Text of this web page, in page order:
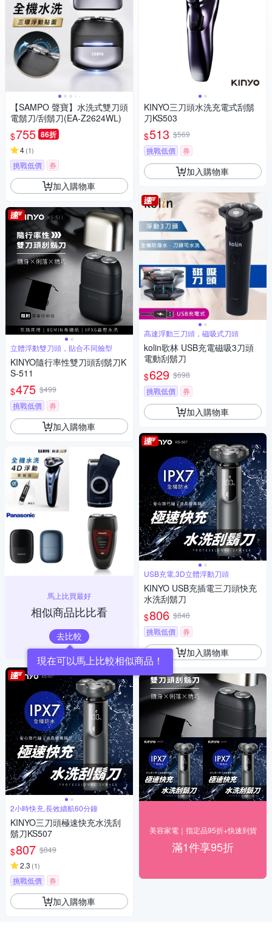
【SAMPO 聲寶】水洗式雙刀頭
電鬍刀/刮鬍刀(EA-Z2624WL)
$755 86折
4(1)
挑戰低價 券
加入購物車
立體浮動雙刀頭，貼合不同臉型
KINYO隨行率性雙刀頭刮鬍刀K
S-511
$475 $499
挑戰低價
券
加入購物車
馬上比買最好
相似商品比比看
去比較
現在可以馬上比較相似商品！
2小時快充,長效續航60分鐘
KINYO三刀頭極速快充水洗刮
鬍刀KS507
$807 $849
2.3 (1)
挑戰低價 券
加入購物車
KINYO三刀頭水洗充電式刮鬍
刀KS503
$513 $569
挑戰低價
券
加入購物車
高速浮動三刀頭，磁吸式刀頭
kolin歌林 USB充電磁吸3刀頭
電動刮鬍刀
$629 $698
挑戰低價
券
加入購物車
USB充電,3D立體浮動刀頭
KINYO USB充插電三刀頭快充
水洗刮鬍刀
$806 $848
挑戰低價
券
加入購物車
美容家電｜指定品95折+快速到貨
滿1件享95折